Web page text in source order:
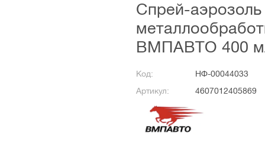
Спрей-аэрозоль
ВМПАВТО 400
Код:
НФ-00044033
Артикул:
4607012405869